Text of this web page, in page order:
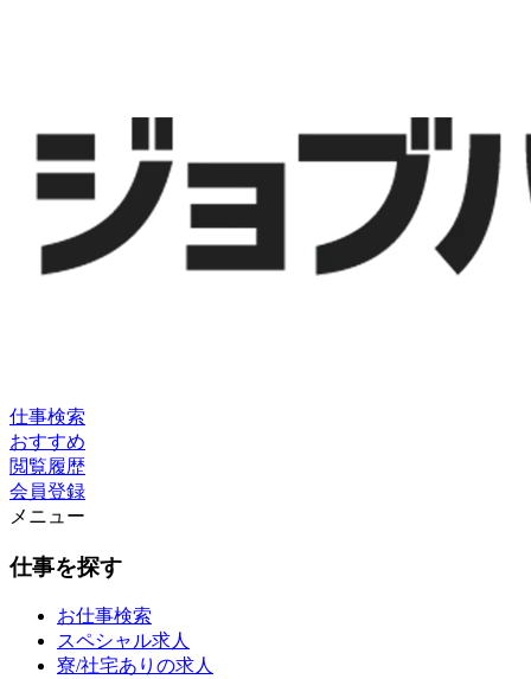
仕事検索
おすすめ
閲覧履歴
会員登録
メニュー
仕事を探す
お仕事検索
スペシャル求人
寮/社宅ありの求人